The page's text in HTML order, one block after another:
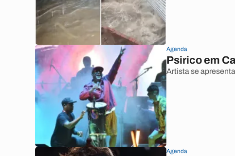
Agenda
Psirico em
Artista se
Agenda